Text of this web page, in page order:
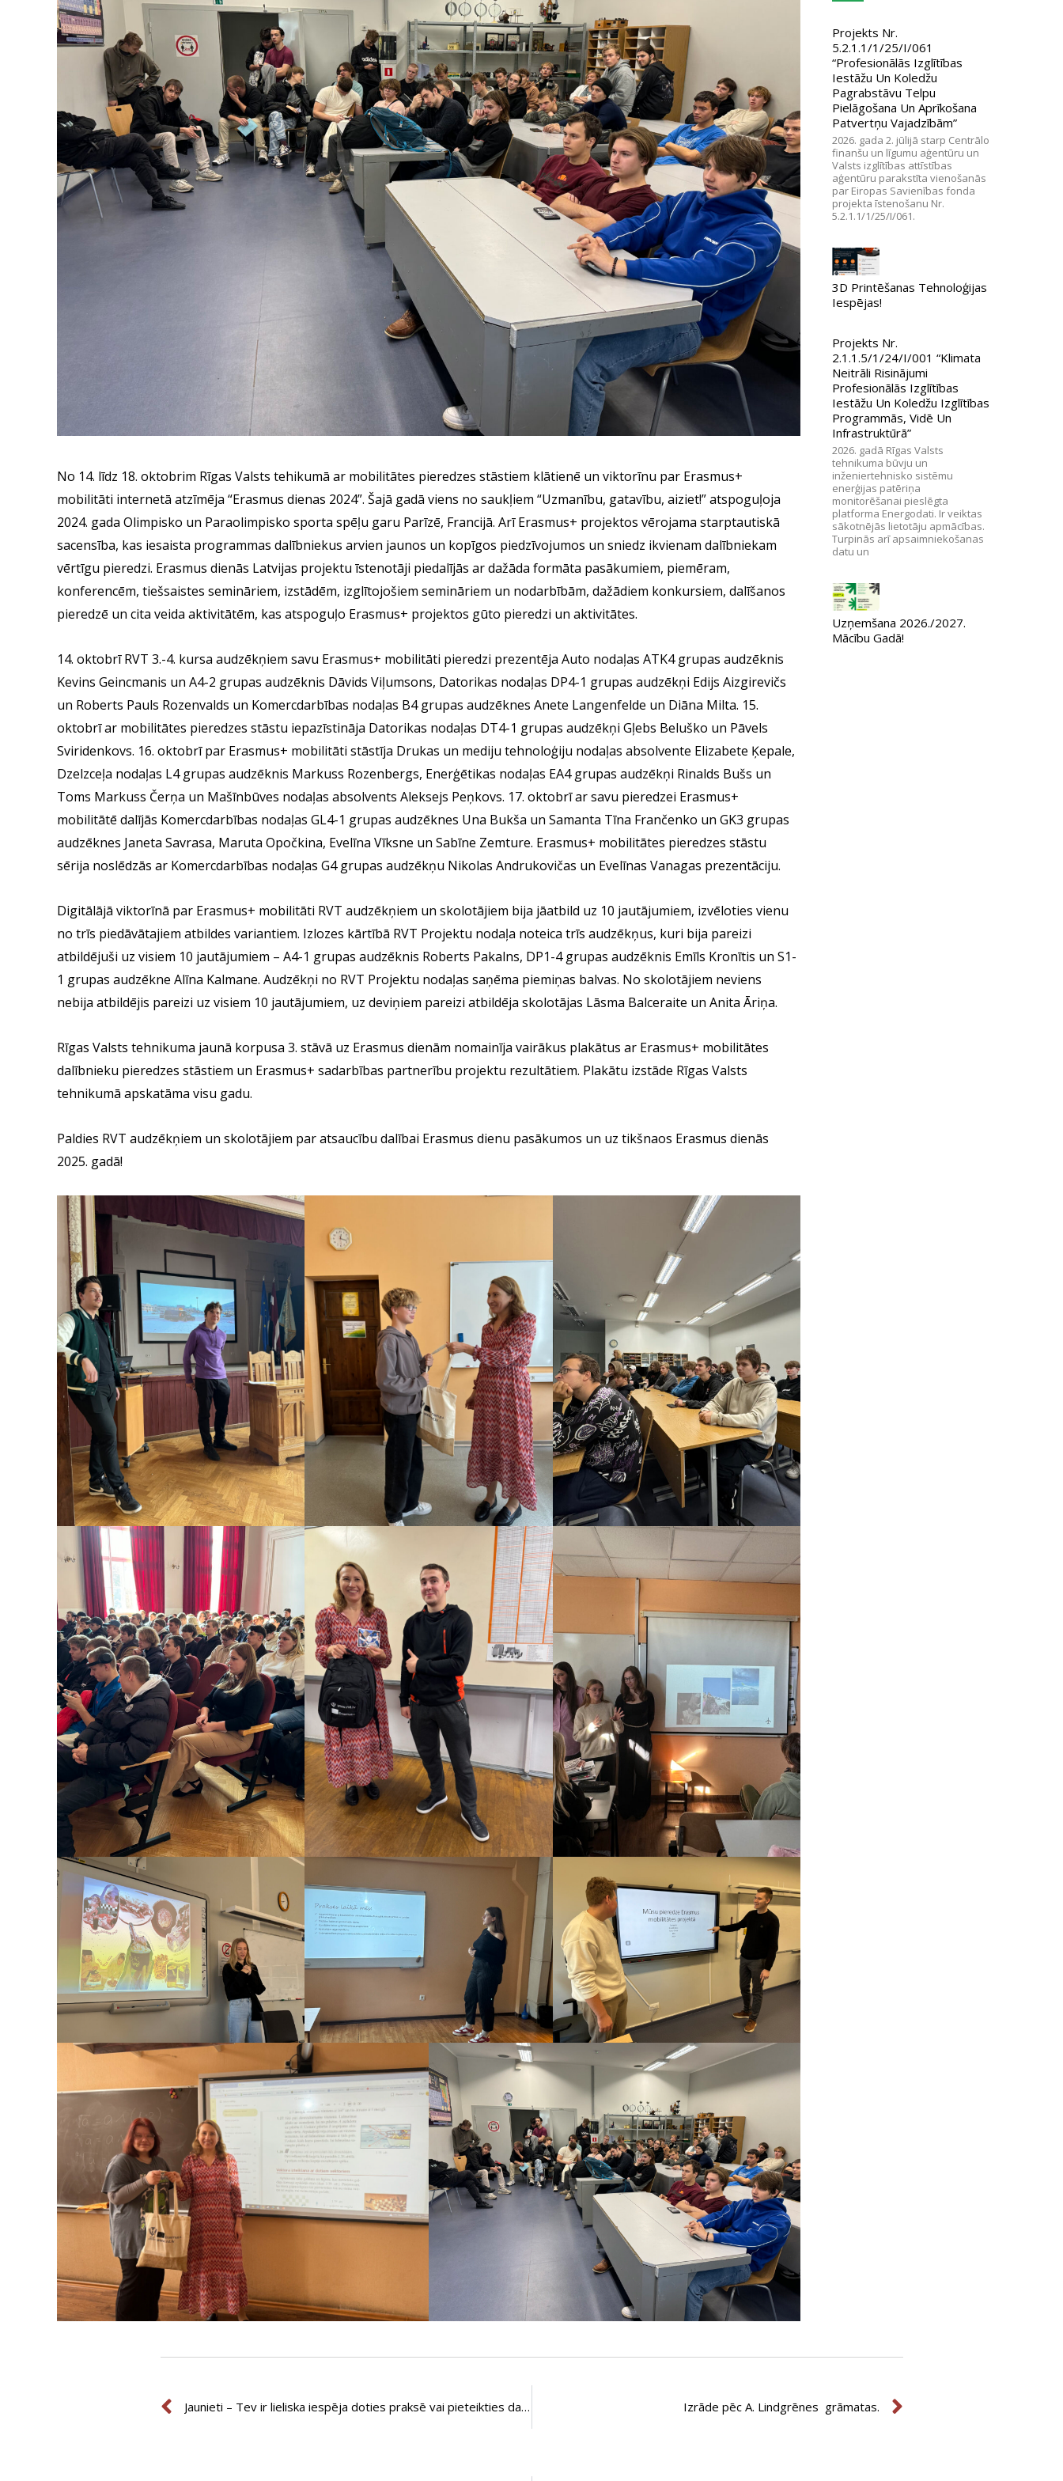
No 14. līdz 18. oktobrim Rīgas Valsts tehikumā ar mobilitātes pieredzes stāstiem klātienē un viktorīnu par Erasmus+
mobilitāti internetā atzīmēja “Erasmus dienas 2024”. Šajā gadā viens no saukļiem “Uzmanību, gatavību, aiziet!” atspoguļoja
2024. gada Olimpisko un Paraolimpisko sporta spēļu garu Parīzē, Francijā. Arī Erasmus+ projektos vērojama starptautiskā
sacensība, kas iesaista programmas dalībniekus arvien jaunos un kopīgos piedzīvojumos un sniedz ikvienam dalībniekam
vērtīgu pieredzi. Erasmus dienās Latvijas projektu īstenotāji piedalījās ar dažāda formāta pasākumiem, piemēram,
konferencēm, tiešsaistes semināriem, izstādēm, izglītojošiem semināriem un nodarbībām, dažādiem konkursiem, dalīšanos
pieredzē un cita veida aktivitātēm, kas atspoguļo Erasmus+ projektos gūto pieredzi un aktivitātes.
14. oktobrī RVT 3.-4. kursa audzēkņiem savu Erasmus+ mobilitāti pieredzi prezentēja Auto nodaļas ATK4 grupas audzēknis
Kevins Geincmanis un A4-2 grupas audzēknis Dāvids Viļumsons, Datorikas nodaļas DP4-1 grupas audzēkņi Edijs Aizgirevičs
un Roberts Pauls Rozenvalds un Komercdarbības nodaļas B4 grupas audzēknes Anete Langenfelde un Diāna Milta. 15.
oktobrī ar mobilitātes pieredzes stāstu iepazīstināja Datorikas nodaļas DT4-1 grupas audzēkņi Gļebs Beluško un Pāvels
Sviridenkovs. 16. oktobrī par Erasmus+ mobilitāti stāstīja Drukas un mediju tehnoloģiju nodaļas absolvente Elizabete Ķepale,
Dzelzceļa nodaļas L4 grupas audzēknis Markuss Rozenbergs, Enerģētikas nodaļas EA4 grupas audzēkņi Rinalds Bušs un
Toms Markuss Čerņa un Mašīnbūves nodaļas absolvents Aleksejs Peņkovs. 17. oktobrī ar savu pieredzei Erasmus+
mobilitātē dalījās Komercdarbības nodaļas GL4-1 grupas audzēknes Una Bukša un Samanta Tīna Frančenko un GK3 grupas
audzēknes Janeta Savrasa, Maruta Opočkina, Evelīna Vīksne un Sabīne Zemture. Erasmus+ mobilitātes pieredzes stāstu
sērija noslēdzās ar Komercdarbības nodaļas G4 grupas audzēkņu Nikolas Andrukovičas un Evelīnas Vanagas prezentāciju.
Digitālājā viktorīnā par Erasmus+ mobilitāti RVT audzēkņiem un skolotājiem bija jāatbild uz 10 jautājumiem, izvēloties vienu
no trīs piedāvātajiem atbildes variantiem. Izlozes kārtībā RVT Projektu nodaļa noteica trīs audzēkņus, kuri bija pareizi
atbildējuši uz visiem 10 jautājumiem – A4-1 grupas audzēknis Roberts Pakalns, DP1-4 grupas audzēknis Emīls Kronītis un S1-
1 grupas audzēkne Alīna Kalmane. Audzēkņi no RVT Projektu nodaļas saņēma piemiņas balvas. No skolotājiem neviens
nebija atbildējis pareizi uz visiem 10 jautājumiem, uz deviņiem pareizi atbildēja skolotājas Lāsma Balceraite un Anita Āriņa.
Rīgas Valsts tehnikuma jaunā korpusa 3. stāvā uz Erasmus dienām nomainīja vairākus plakātus ar Erasmus+ mobilitātes
dalībnieku pieredzes stāstiem un Erasmus+ sadarbības partnerību projektu rezultātiem. Plakātu izstāde Rīgas Valsts
tehnikumā apskatāma visu gadu.
Paldies RVT audzēkņiem un skolotājiem par atsaucību dalībai Erasmus dienu pasākumos un uz tikšnaos Erasmus dienās
2025. gadā!
Projekts Nr.
5.2.1.1/1/25/I/061
“Profesionālās Izglītības
Iestāžu Un Koledžu
Pagrabstāvu Telpu
Pielāgošana Un Aprīkošana
Patvertņu Vajadzībām”
2026. gada 2. jūlijā starp Centrālo
finanšu un līgumu aģentūru un
Valsts izglītības attīstības
aģentūru parakstīta vienošanās
par Eiropas Savienības fonda
projekta īstenošanu Nr.
5.2.1.1/1/25/I/061.
3D Printēšanas Tehnoloģijas
Iespējas!
Projekts Nr.
2.1.1.5/1/24/I/001 “Klimata
Neitrāli Risinājumi
Profesionālās Izglītības
Iestāžu Un Koledžu Izglītības
Programmās, Vidē Un
Infrastruktūrā”
2026. gadā Rīgas Valsts
tehnikuma būvju un
inženiertehnisko sistēmu
enerģijas patēriņa
monitorēšanai pieslēgta
platforma Energodati. Ir veiktas
sākotnējās lietotāju apmācības.
Turpinās arī apsaimniekošanas
datu un
Uzņemšana 2026./2027.
Mācību Gadā!
Prev Jaunieti – Tev ir lieliska iespēja doties praksē vai pieteikties darbā starptautiski atpazīstamā uzņēmumā! Izrāde pēc A. Lindgrēnes grāmatas. Next